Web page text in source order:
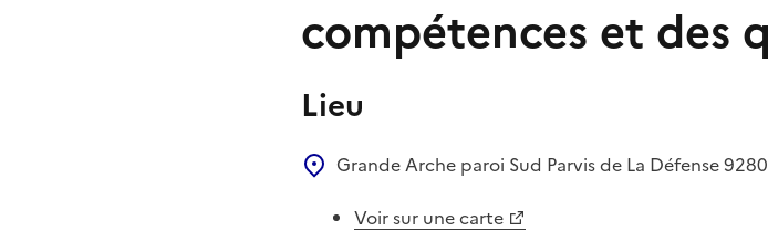
compétences et des
Lieu
Grande Arche paroi Sud Parvis de La Défense
Voir sur une carte